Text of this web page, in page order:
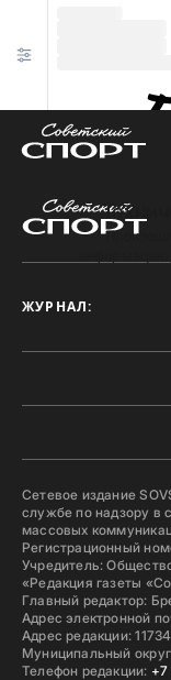
ЖУРНАЛ:
Сетевое издание
службе по надзору в
массовых
Регистрационный
Учредитель:
«Редакция газеты
Главный редактор:
Адрес электронной
Адрес редакции:
Муниципальный
Телефон редакции: